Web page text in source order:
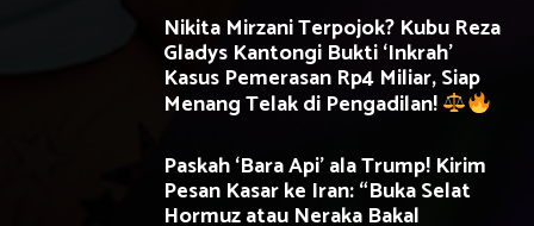
Nikita Mirzani Terpojok? Kubu Reza
Gladys Kantongi Bukti ‘Inkrah’
Kasus Pemerasan Rp4 Miliar, Siap
Menang Telak di Pengadilan!
Paskah ‘Bara Api’ ala Trump! Kirim
Pesan Kasar ke Iran: “Buka Selat
Hormuz atau Neraka Bakal